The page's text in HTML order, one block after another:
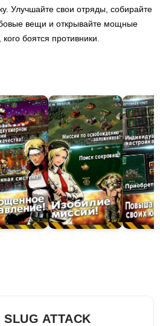
Улучшайте свои отряды, собирайте
вещи и открывайте мощные
боятся противники.
SLUG ATTACK